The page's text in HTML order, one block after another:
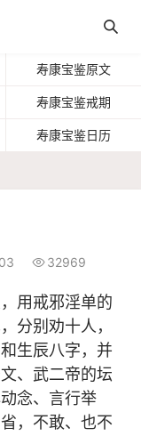

寿康宝鉴原文
寿康宝鉴戒期
寿康宝鉴日历
 32969
用戒邪淫单的
分别劝十人，
生辰八字，并
、武二帝的坛
念、言行举
，不敢、也不